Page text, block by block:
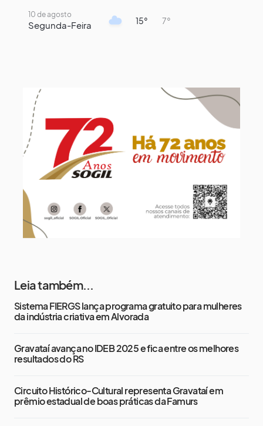
10 de agosto
Segunda-Feira 15° 7°
Quarta-Feira 12°
13 de agosto
Quinta-Feira
14 de agosto
Sexta-Feira 17° 13°
Leia também...
Sistema FIERGS lança programa gratuito para mulheres
da indústria criativa em Alvorada
Gravataí avança no IDEB 2025 e fica entre os melhores
resultados do RS
Circuito Histórico-Cultural representa Gravataí em
prêmio estadual de boas práticas da Famurs